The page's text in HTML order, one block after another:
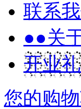
联系
●●关
开业
您的购